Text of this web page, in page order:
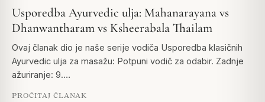
Usporedba Ayurvedic ulja: Mahanarayana vs
Dhanwantharam vs Ksheerabala Thailam
Ovaj članak dio je naše serije vodiča Usporedba klasičnih
Ayurvedic ulja za masažu: Potpuni vodič za odabir. Zadnje
ažuriranje: 9.…
PROČITAJ ČLANAK